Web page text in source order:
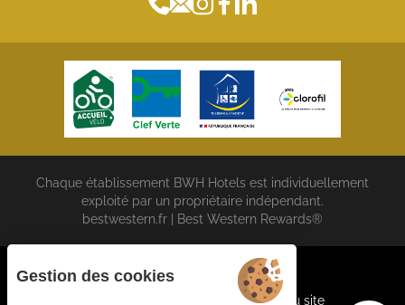
Chaque établissement BWH Hotels est individuellement
exploité par un propriétaire indépendant.
bestwestern.fr
Best Western Rewards®
Mentions légalesPlan du site
Gestion des cookies